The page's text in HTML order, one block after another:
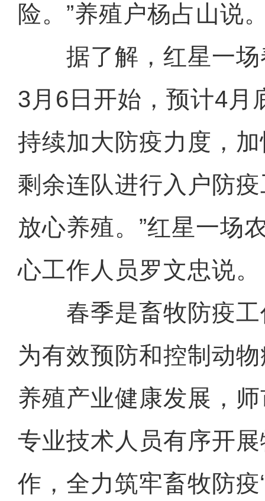
险。”养殖户杨占山说
据了解，红星一场
3月6日开始，预计4月
持续加大防疫力度，
剩余连队进行入户防
放心养殖。”红星一场
心工作人员罗文忠说。
春季是畜牧防疫工
为有效预防和控制动
养殖产业健康发展，
专业技术人员有序开
作，全力筑牢畜牧防疫